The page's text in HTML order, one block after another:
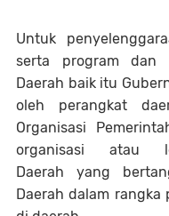
Untuk
serta program dan
Daerah baik itu
oleh perangkat
Organisasi
organisasi atau
Daerah yang
Daerah dalam